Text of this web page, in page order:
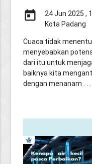
today
24 Jun 2025 ,
Kota Padang
Cuaca tidak
menyebabkan
dari itu untuk
baiknya kita
dengan menanam . . .